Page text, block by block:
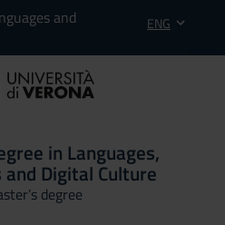
and
ENG
in Languages,
Digital Culture
degree